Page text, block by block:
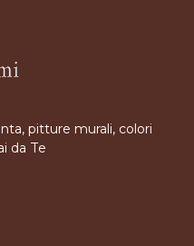
pitture murali, colori
da Te